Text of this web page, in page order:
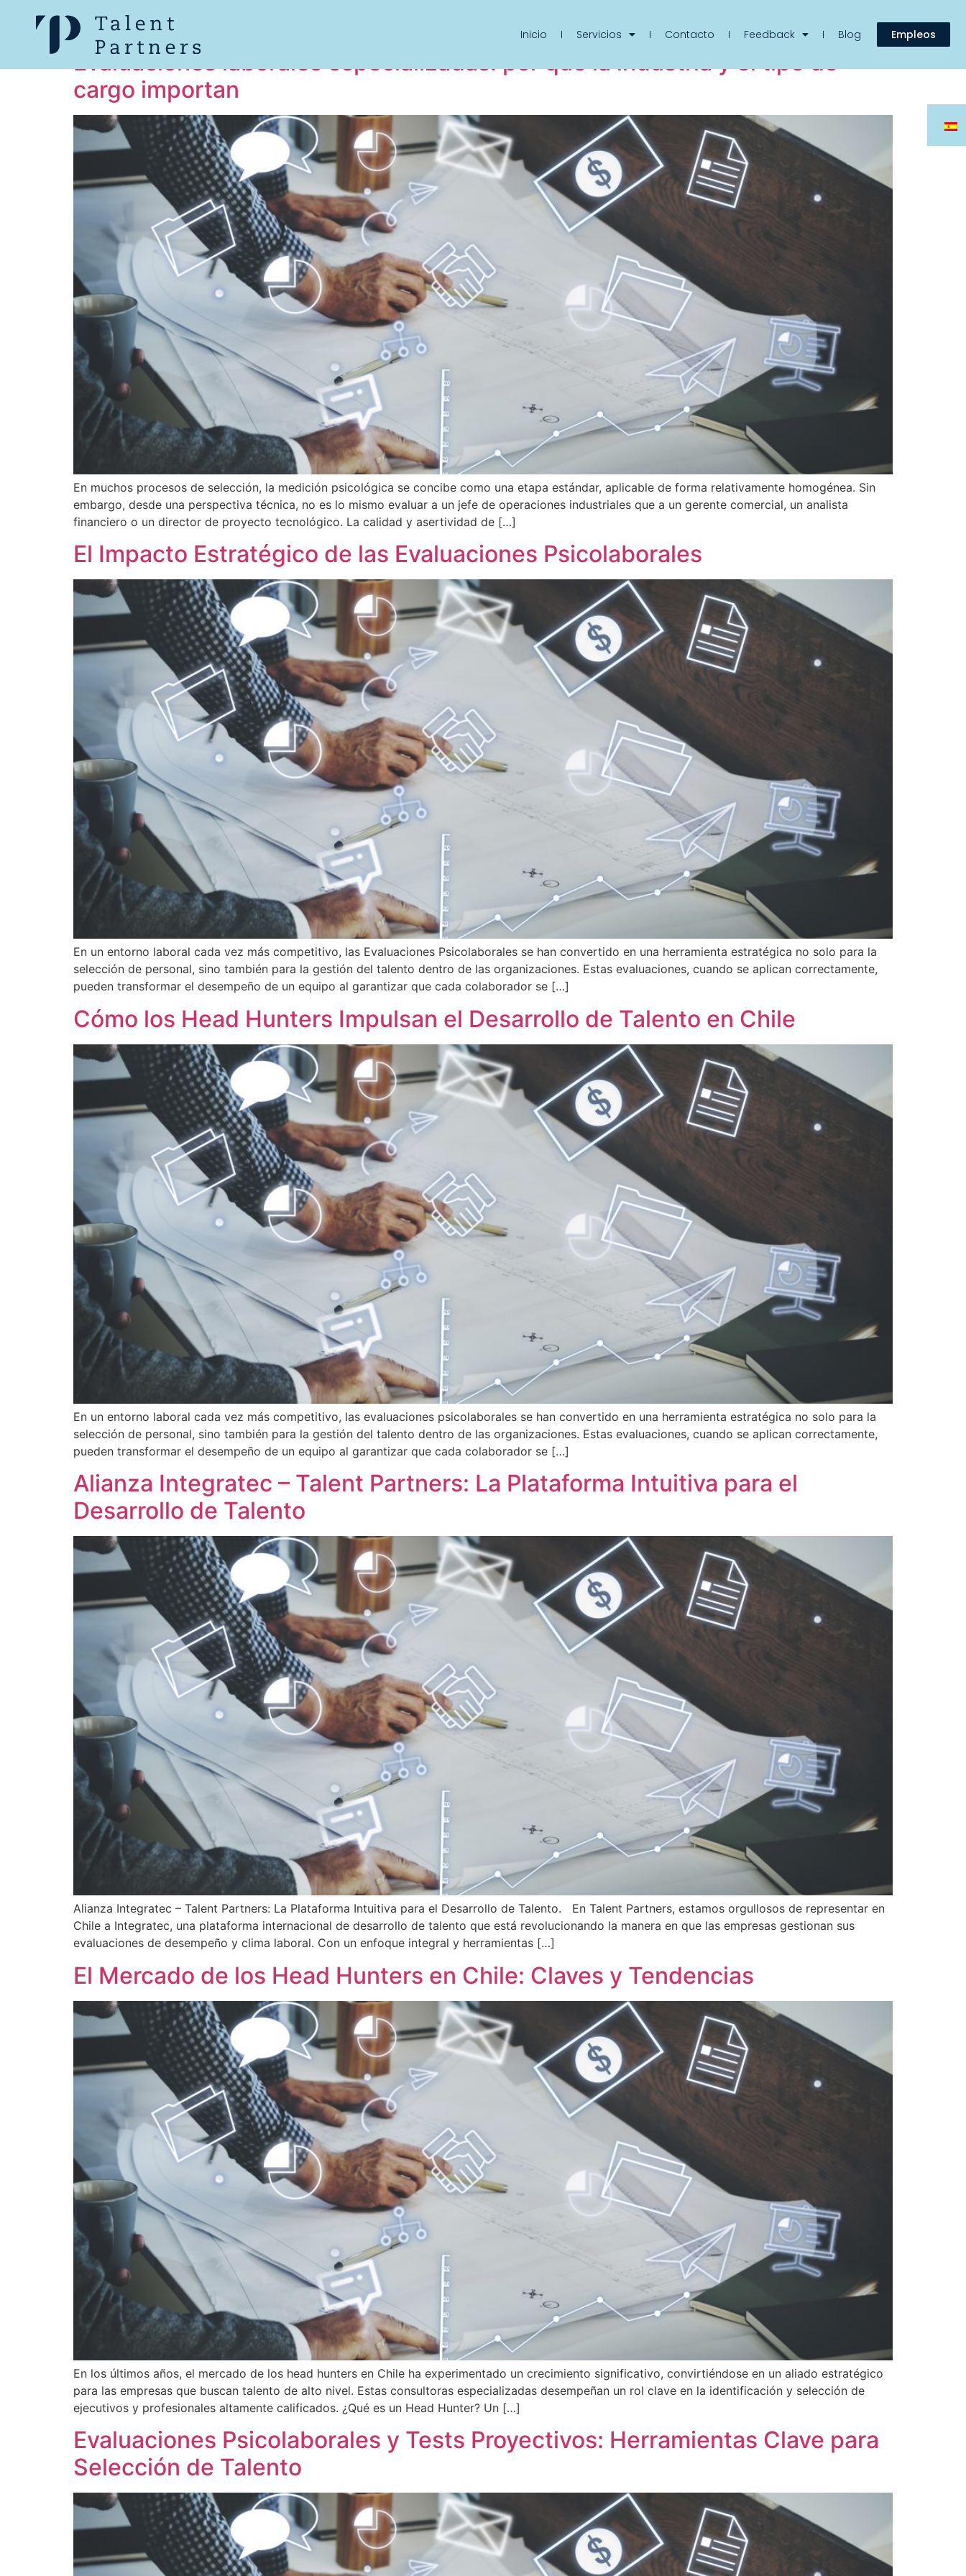
Inicio Servicios Contacto Feedback Blog Empleos
Categoría:
Evaluaciones laborales especializadas: por qué la industria y el tipo de
cargo importan
En muchos procesos de selección, la medición psicológica se concibe como una etapa estándar, aplicable de forma relativamente homogénea. Sin
embargo, desde una perspectiva técnica, no es lo mismo evaluar a un jefe de operaciones industriales que a un gerente comercial, un analista
financiero o un director de proyecto tecnológico. La calidad y asertividad de […]
El Impacto Estratégico de las Evaluaciones Psicolaborales
En un entorno laboral cada vez más competitivo, las Evaluaciones Psicolaborales se han convertido en una herramienta estratégica no solo para la
selección de personal, sino también para la gestión del talento dentro de las organizaciones. Estas evaluaciones, cuando se aplican correctamente,
pueden transformar el desempeño de un equipo al garantizar que cada colaborador se […]
Cómo los Head Hunters Impulsan el Desarrollo de Talento en Chile
En un entorno laboral cada vez más competitivo, las evaluaciones psicolaborales se han convertido en una herramienta estratégica no solo para la
selección de personal, sino también para la gestión del talento dentro de las organizaciones. Estas evaluaciones, cuando se aplican correctamente,
pueden transformar el desempeño de un equipo al garantizar que cada colaborador se […]
Alianza Integratec – Talent Partners: La Plataforma Intuitiva para el
Desarrollo de Talento
Alianza Integratec – Talent Partners: La Plataforma Intuitiva para el Desarrollo de Talento. En Talent Partners, estamos orgullosos de representar en
Chile a Integratec, una plataforma internacional de desarrollo de talento que está revolucionando la manera en que las empresas gestionan sus
evaluaciones de desempeño y clima laboral. Con un enfoque integral y herramientas […]
El Mercado de los Head Hunters en Chile: Claves y Tendencias
En los últimos años, el mercado de los head hunters en Chile ha experimentado un crecimiento significativo, convirtiéndose en un aliado estratégico
para las empresas que buscan talento de alto nivel. Estas consultoras especializadas desempeñan un rol clave en la identificación y selección de
ejecutivos y profesionales altamente calificados. ¿Qué es un Head Hunter? Un […]
Evaluaciones Psicolaborales y Tests Proyectivos: Herramientas Clave para
Selección de Talento